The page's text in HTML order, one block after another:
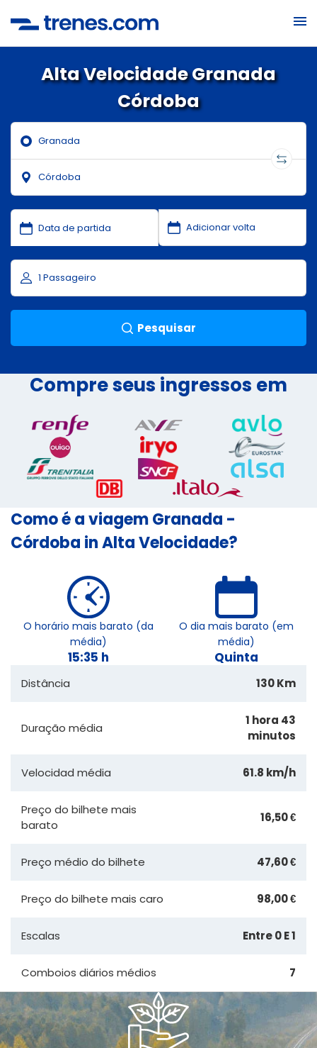
Alta Velocidade Granada
Córdoba
Pesquisar
Compre seus ingressos em
Como é a viagem Granada -
Córdoba in Alta Velocidade?
O horário mais barato (da
média)
15:35 h
O dia mais barato (em
média)
Quinta
Distância 130 Km
Duração média
1 hora 43
minutos
Velocidad média 61.8 km/h
Preço do bilhete mais
barato
16,50 €
Preço médio do bilhete 47,60 €
Preço do bilhete mais caro 98,00 €
Escalas Entre 0 E 1
Comboios diários médios 7